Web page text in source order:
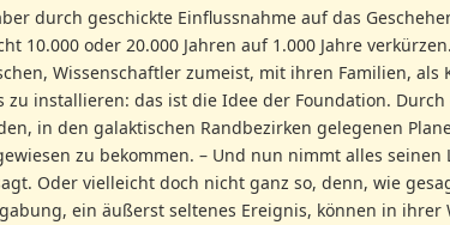
durch geschickte Einflussnahme auf das
10.000 oder 20.000 Jahren auf 1.000 Jahre
Wissenschaftler zumeist, mit ihren Familien, als
installieren: das ist die Idee der Foundation.
in den galaktischen Randbezirken gelegenen
zu bekommen. – Und nun nimmt alles seinen
Oder vielleicht doch nicht ganz so, denn, wie
ein äußerst seltenes Ereignis, können in